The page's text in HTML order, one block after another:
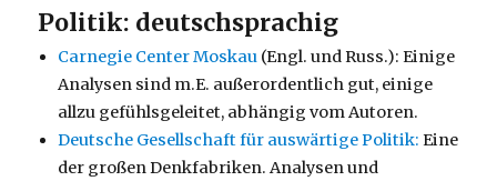
Politik: deutschsprachig
Carnegie Center Moskau (Engl. und Russ.): Einige
Analysen sind m.E. außerordentlich gut, einige
allzu gefühlsgeleitet, abhängig vom Autoren.
Deutsche Gesellschaft für auswärtige Politik: Eine
der großen Denkfabriken. Analysen und